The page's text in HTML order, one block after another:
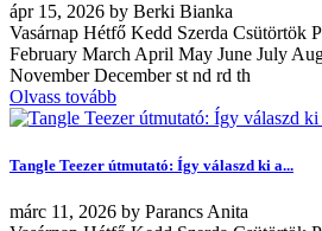
ápr 15, 2026 by Berki Bianka
Vasárnap Hétfő Kedd Szerda Csütörtök
February March April May June July
November December st nd rd th
Olvass tovább
Tangle Teezer útmutató: Így válaszd ki a...
márc 11, 2026 by Parancs Anita